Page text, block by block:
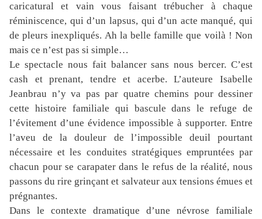
caricatural et vain vous faisant trébucher à chaque
réminiscence, qui d’un lapsus, qui d’un acte manqué, qui
de pleurs inexpliqués. Ah la belle famille que voilà ! Non
mais ce n’est pas si simple…
Le spectacle nous fait balancer sans nous bercer. C’est
cash et prenant, tendre et acerbe. L’auteure Isabelle
Jeanbrau n’y va pas par quatre chemins pour dessiner
cette histoire familiale qui bascule dans le refuge de
l’évitement d’une évidence impossible à supporter. Entre
l’aveu de la douleur de l’impossible deuil pourtant
nécessaire et les conduites stratégiques empruntées par
chacun pour se carapater dans le refus de la réalité, nous
passons du rire grinçant et salvateur aux tensions émues et
prégnantes.
Dans le contexte dramatique d’une névrose familiale